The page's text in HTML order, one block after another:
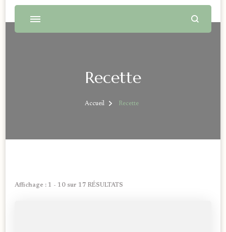
Recette
Accueil Recette
Affichage : 1 - 10 sur 17 RÉSULTATS